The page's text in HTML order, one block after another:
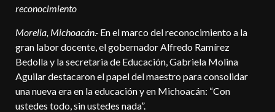
reconocimiento
Morelia, Michoacán.- En el marco del reconocimiento a la
gran labor docente, el gobernador Alfredo Ramírez
Bedolla y la secretaria de Educación, Gabriela Molina
Aguilar destacaron el papel del maestro para consolidar
una nueva era en la educación y en Michoacán: “Con
ustedes todo, sin ustedes nada”.